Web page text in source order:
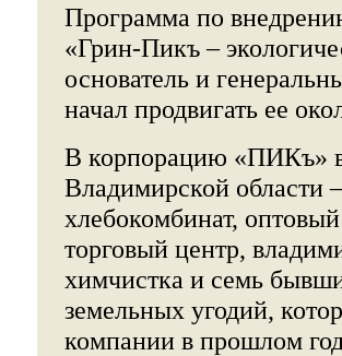
Программа по
«Грин-Пикъ –
основатель и
начал продвигать ее
В корпорацию «ПИКъ»
Владимирской области
хлебокомбинат,
торговый центр,
химчистка и семь
земельных угодий,
компании в прошлом